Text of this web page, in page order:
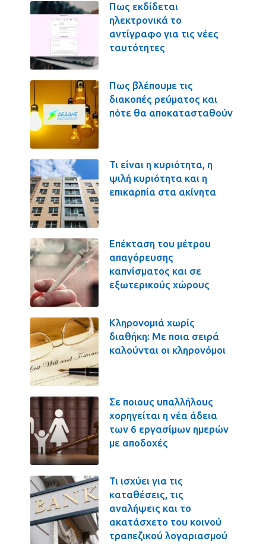
Πως εκδίδεται
ηλεκτρονικά το
αντίγραφο για τις νέες
ταυτότητες
Πως βλέπουμε τις
διακοπές ρεύματος και
πότε θα αποκατασταθούν
Τι είναι η κυριότητα, η
ψιλή κυριότητα και η
επικαρπία στα ακίνητα
Επέκταση του μέτρου
απαγόρευσης
καπνίσματος και σε
εξωτερικούς χώρους
Κληρονομιά χωρίς
διαθήκη: Με ποια σειρά
καλούνται οι κληρονόμοι
Σε ποιους υπαλλήλους
χορηγείται η νέα άδεια
των 6 εργασίμων ημερών
με αποδοχές
Τι ισχύει για τις
καταθέσεις, τις
αναλήψεις και το
ακατάσχετο του κοινού
τραπεζικού λογαριασμού